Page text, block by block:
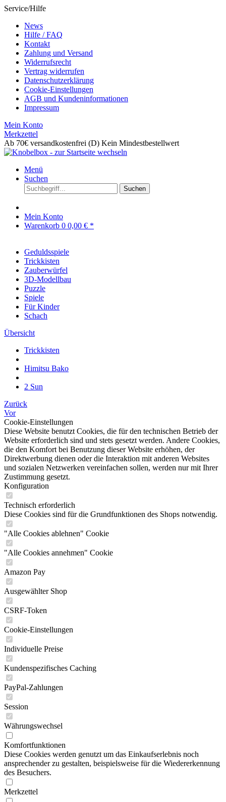
Service/Hilfe
News
Hilfe / FAQ
Kontakt
Zahlung und Versand
Widerrufsrecht
Vertrag widerrufen
Datenschutzerklärung
Cookie-Einstellungen
AGB und Kundeninformationen
Impressum
Mein Konto
Merkzettel
Ab 70€ versandkostenfrei (D) Kein Mindestbestellwert
Menü
Suchen
Suchen
Mein Konto
Warenkorb 0 0,00 € *
Geduldsspiele
Trickkisten
Zauberwürfel
3D-Modellbau
Puzzle
Spiele
Für Kinder
Schach
Übersicht
Trickkisten
Himitsu Bako
2 Sun
Zurück
Vor
Cookie-Einstellungen
Diese Website benutzt Cookies, die für den technischen Betrieb der
Website erforderlich sind und stets gesetzt werden. Andere Cookies,
die den Komfort bei Benutzung dieser Website erhöhen, der
Direktwerbung dienen oder die Interaktion mit anderen Websites
und sozialen Netzwerken vereinfachen sollen, werden nur mit Ihrer
Zustimmung gesetzt.
Konfiguration
Technisch erforderlich
Diese Cookies sind für die Grundfunktionen des Shops notwendig.
"Alle Cookies ablehnen" Cookie
"Alle Cookies annehmen" Cookie
Amazon Pay
Ausgewählter Shop
CSRF-Token
Cookie-Einstellungen
Individuelle Preise
Kundenspezifisches Caching
PayPal-Zahlungen
Session
Währungswechsel
Komfortfunktionen
Diese Cookies werden genutzt um das Einkaufserlebnis noch
ansprechender zu gestalten, beispielsweise für die Wiedererkennung
des Besuchers.
Merkzettel